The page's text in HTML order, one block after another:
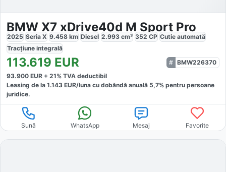
BMW X7 xDrive40d M Sport Pro
2025 Seria X 9.458 km Diesel 2.993 cm³ 352 CP Cutie automată
Tracțiune integrală
113.619 EUR
BMW226370
93.900 EUR + 21% TVA deductibil
Leasing de la 1.143 EUR/luna cu dobăndă anuală 5,7% pentru persoane
juridice.
Sună WhatsApp Mesaj Favorite